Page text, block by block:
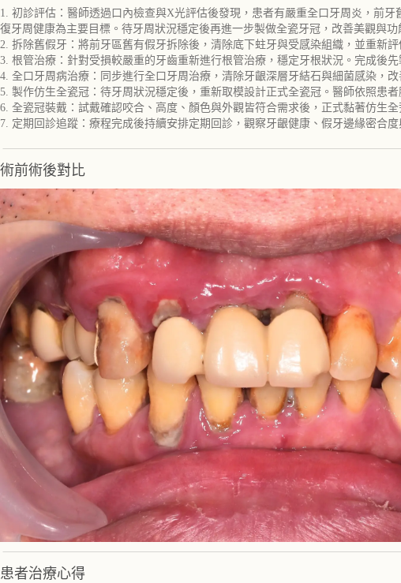
1. 初診評估：醫師透過口內檢查與X光評估後發現，患者有嚴重全口牙周炎，前
復牙周健康為主要目標。待牙周狀況穩定後再進一步製做全瓷牙冠，改善美觀與功
2. 拆除舊假牙：將前牙區舊有假牙拆除後，清除底下蛀牙與受感染組織，並重新
3. 根管治療：針對受損較嚴重的牙齒重新進行根管治療，穩定牙根狀況。完成後
4. 全口牙周病治療：同步進行全口牙周治療，清除牙齦深層牙結石與細菌感染，
5. 製作仿生全瓷冠：待牙周狀況穩定後，重新取模設計正式全瓷冠。醫師依照患
6. 全瓷冠裝戴：試戴確認咬合、高度、顏色與外觀皆符合需求後，正式黏著仿生
7. 定期回診追蹤：療程完成後持續安排定期回診，觀察牙齦健康、假牙邊緣密合
術前術後對比
患者治療心得